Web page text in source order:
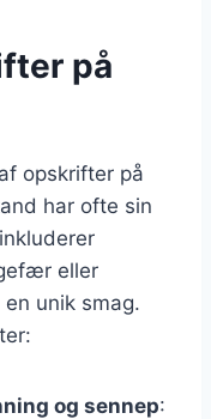
på
opskrifter på
har ofte sin
eller
unik smag.
og sennep: